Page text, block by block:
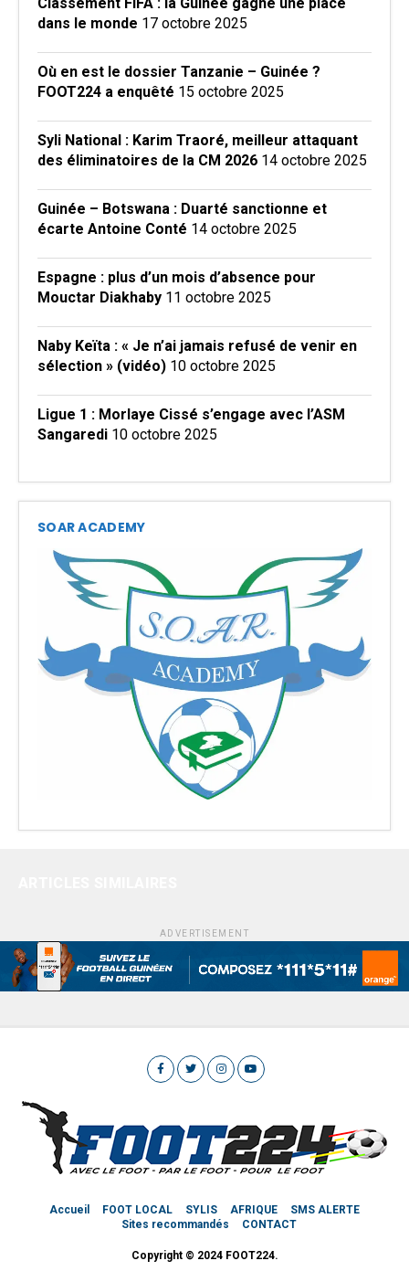
Classement FIFA : la Guinée gagne une place
dans le monde 17 octobre 2025
Où en est le dossier Tanzanie – Guinée ?
FOOT224 a enquêté 15 octobre 2025
Syli National : Karim Traoré, meilleur attaquant
des éliminatoires de la CM 2026 14 octobre 2025
Guinée – Botswana : Duarté sanctionne et
écarte Antoine Conté 14 octobre 2025
Espagne : plus d’un mois d’absence pour
Mouctar Diakhaby 11 octobre 2025
Naby Keïta : « Je n’ai jamais refusé de venir en
sélection » (vidéo) 10 octobre 2025
Ligue 1 : Morlaye Cissé s’engage avec l’ASM
Sangaredi 10 octobre 2025
SOAR ACADEMY
ADVERTISEMENT
Accueil FOOT LOCAL SYLIS AFRIQUE
SMS ALERTE
Sites recommandés
CONTACT
Copyright © 2024 FOOT224.